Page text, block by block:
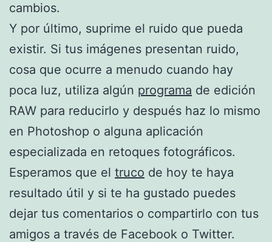
cambios.
Y por último, suprime el ruido que pueda
existir. Si tus imágenes presentan ruido,
cosa que ocurre a menudo cuando hay
poca luz, utiliza algún programa de edición
RAW para reducirlo y después haz lo mismo
en Photoshop o alguna aplicación
especializada en retoques fotográficos.
Esperamos que el truco de hoy te haya
resultado útil y si te ha gustado puedes
dejar tus comentarios o compartirlo con tus
amigos a través de Facebook o Twitter.